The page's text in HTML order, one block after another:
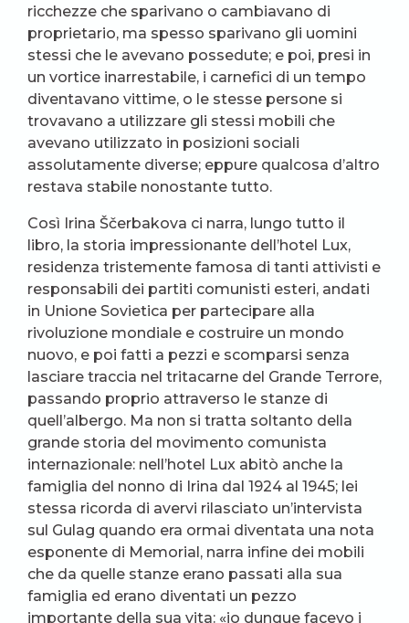
ricchezze che sparivano o cambiavano di
proprietario, ma spesso sparivano gli uomini
stessi che le avevano possedute; e poi, presi in
un vortice inarrestabile, i carnefici di un tempo
diventavano vittime, o le stesse persone si
trovavano a utilizzare gli stessi mobili che
avevano utilizzato in posizioni sociali
assolutamente diverse; eppure qualcosa d’altro
restava stabile nonostante tutto.
Così Irina Ščerbakova ci narra, lungo tutto il
libro, la storia impressionante dell’hotel Lux,
residenza tristemente famosa di tanti attivisti e
responsabili dei partiti comunisti esteri, andati
in Unione Sovietica per partecipare alla
rivoluzione mondiale e costruire un mondo
nuovo, e poi fatti a pezzi e scomparsi senza
lasciare traccia nel tritacarne del Grande Terrore,
passando proprio attraverso le stanze di
quell’albergo. Ma non si tratta soltanto della
grande storia del movimento comunista
internazionale: nell’hotel Lux abitò anche la
famiglia del nonno di Irina dal 1924 al 1945; lei
stessa ricorda di avervi rilasciato un’intervista
sul Gulag quando era ormai diventata una nota
esponente di Memorial, narra infine dei mobili
che da quelle stanze erano passati alla sua
famiglia ed erano diventati un pezzo
importante della sua vita: «io dunque facevo i